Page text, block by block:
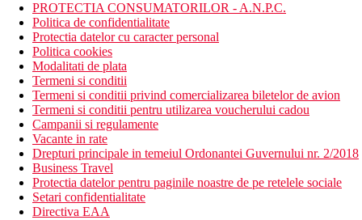
PROTECTIA CONSUMATORILOR - A.N.P.C.
Politica de confidentialitate
Protectia datelor cu caracter personal
Politica cookies
Modalitati de plata
Termeni si conditii
Termeni si conditii privind comercializarea biletelor de avion
Termeni si conditii pentru utilizarea voucherului cadou
Campanii si regulamente
Vacante in rate
Drepturi principale in temeiul Ordonantei Guvernului nr. 2/2018
Business Travel
Protectia datelor pentru paginile noastre de pe retelele sociale
Setari confidentialitate
Directiva EAA